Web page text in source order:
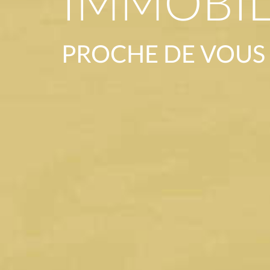
PROCHE DE VOUS